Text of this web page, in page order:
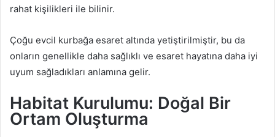
rahat kişilikleri ile bilinir.
Çoğu evcil kurbağa esaret altında yetiştirilmiştir, bu da
onların genellikle daha sağlıklı ve esaret hayatına daha iyi
uyum sağladıkları anlamına gelir.
Habitat Kurulumu: Doğal Bir
Ortam Oluşturma